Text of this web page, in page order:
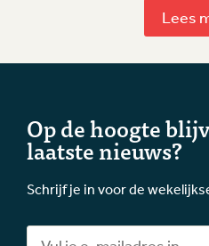
Lees
Op de hoogte
laatste nieuws?
Schrijf je in voor de